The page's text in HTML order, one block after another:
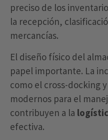
preciso de los
la recepción,
mercancías.
El diseño físico del
papel importante. La
como el cross-docking
modernos para el
contribuyen a la
efectiva.